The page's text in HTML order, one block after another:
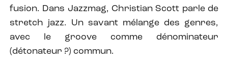
fusion. Dans Jazzmag, Christian Scott parle de
stretch jazz. Un savant mélange des genres,
avec le groove comme dénominateur
(détonateur ?) commun.